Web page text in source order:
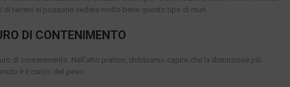
di terreni si possono vedere molto bene questo tipo di muri.
DI CONTENIMENTO
di contenimento. Nell’atto pratico, dobbiamo capire che la distinzione più
è il carico del peso.